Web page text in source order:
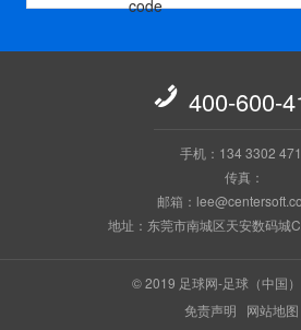
 400-600-
手机：134 3302
传真：
邮箱：
地址：东莞市南城区天安数码城
© 2019 足球网-足球（中国
免责声明
网站地图